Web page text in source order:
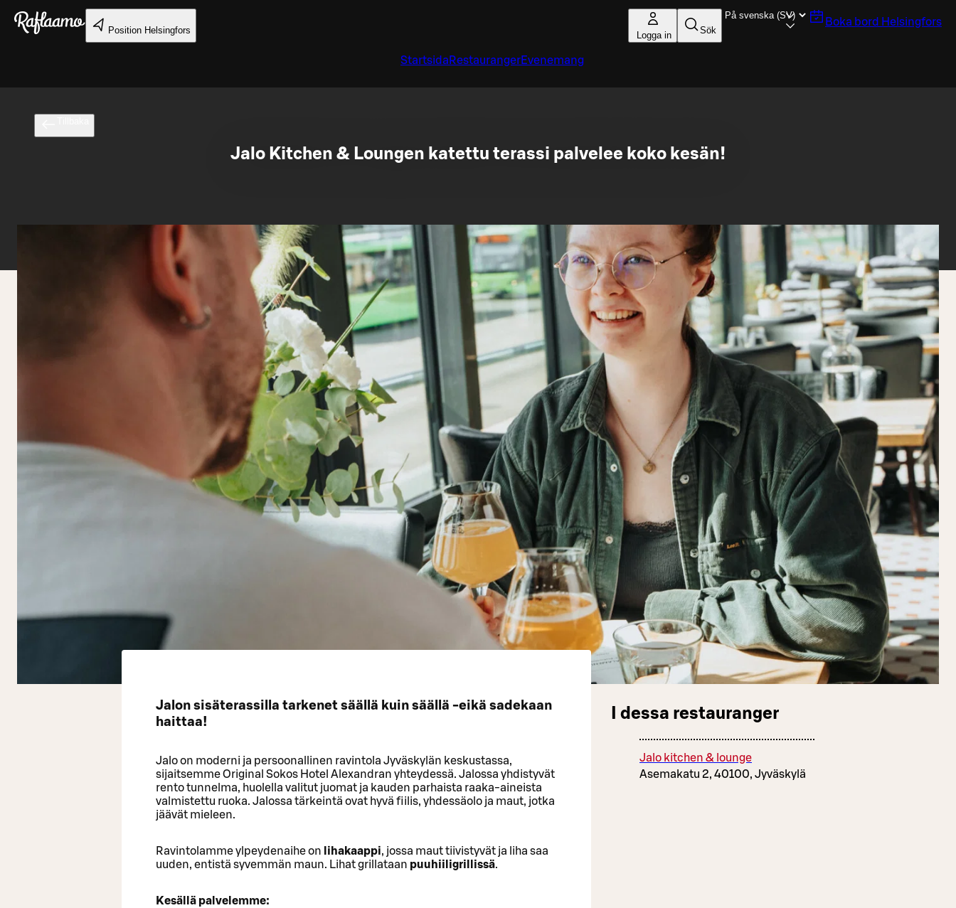
Gå till huvudinnehållet
Position Helsingfors Logga in Sök
Boka bord Helsingfors
Startsida RestaurangerEvenemang
Jalo Kitchen & Loungen katettu terassi palvelee koko kesän!
Jalon sisäterassilla tarkenet säällä kuin säällä -eikä sadekaan
haittaa!
Jalo on moderni ja persoonallinen ravintola Jyväskylän keskustassa,
sijaitsemme Original Sokos Hotel Alexandran yhteydessä. Jalossa yhdistyvät
rento tunnelma, huolella valitut juomat ja kauden parhaista raaka-aineista
valmistettu ruoka. Jalossa tärkeintä ovat hyvä fiilis, yhdessäolo ja maut, jotka
jäävät mieleen.
Ravintolamme ylpeydenaihe on lihakaappi, jossa maut tiivistyvät ja liha saa
uuden, entistä syvemmän maun. Lihat grillataan puuhiiligrillissä.
Kesällä palvelemme:
I dessa restauranger
Jalo kitchen & lounge
Asemakatu 2, 40100, Jyväskylä